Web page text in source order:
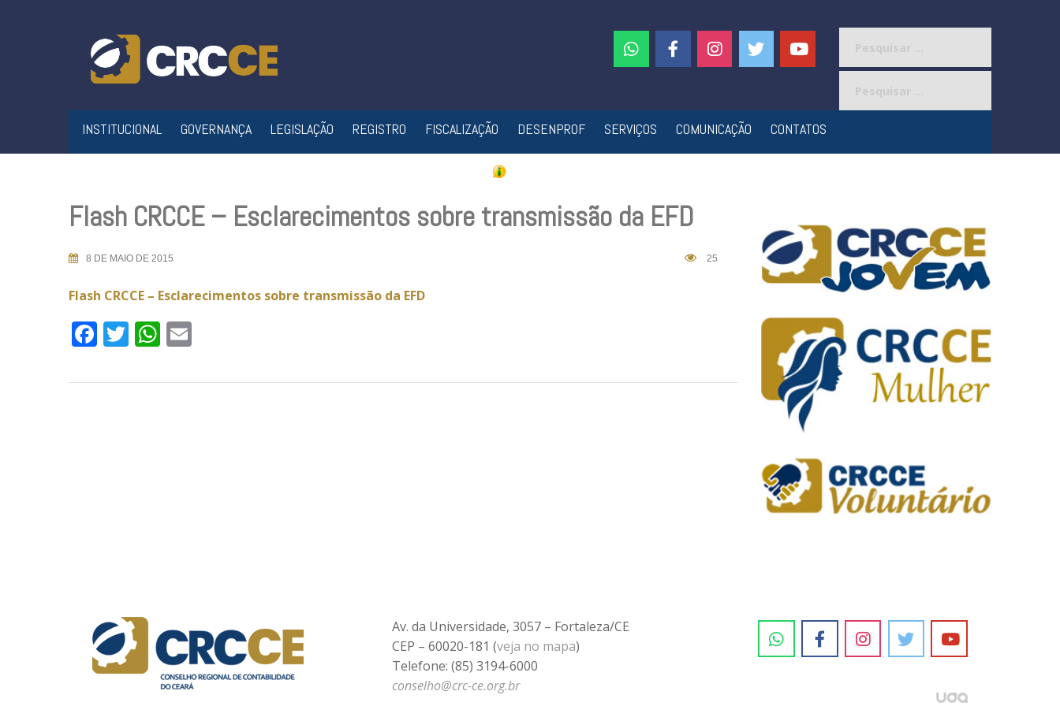
INSTITUCIONAL GOVERNANÇA LEGISLAÇÃO REGISTRO FISCALIZAÇÃO DESENPROF SERVIÇOS COMUNICAÇÃO CONTATOS
Flash CRCCE – Esclarecimentos sobre transmissão da EFD
8 DE MAIO DE 2015 25
Flash CRCCE – Esclarecimentos sobre transmissão da EFD
Facebook
TwitterWhatsApp
Av. da Universidade, 3057 – Fortaleza/CE
CEP – 60020-181 (veja no mapa)
Telefone: (85) 3194-6000
conselho@crc-ce.org.br